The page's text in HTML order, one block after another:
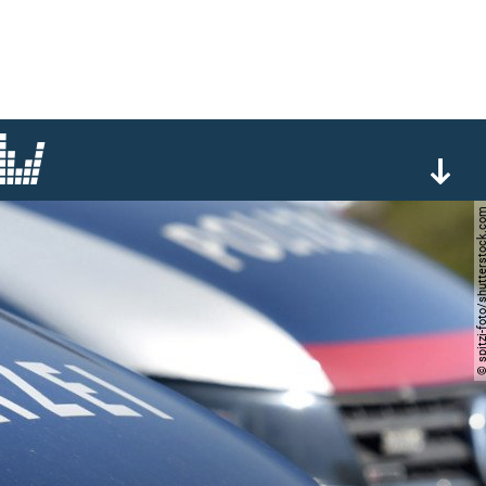
© spitzi-foto/